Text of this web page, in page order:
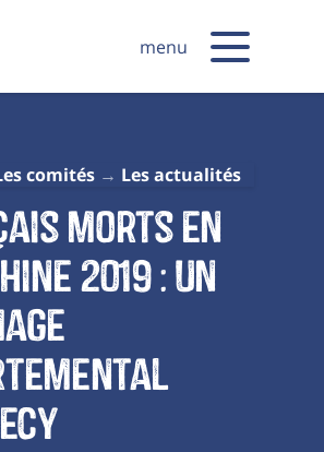
menu
comités Les actualités
morts en
2019 : un